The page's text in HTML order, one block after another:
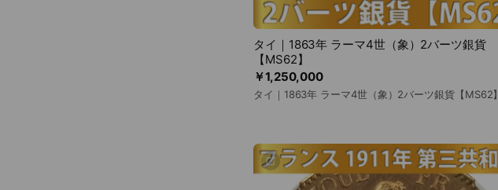
￥1,250,000
タイ｜1863年 ラーマ4世（象）2バーツ銀貨
【MS62】
タイ｜1863年 ラーマ4世（象）2バーツ銀貨【MS62】